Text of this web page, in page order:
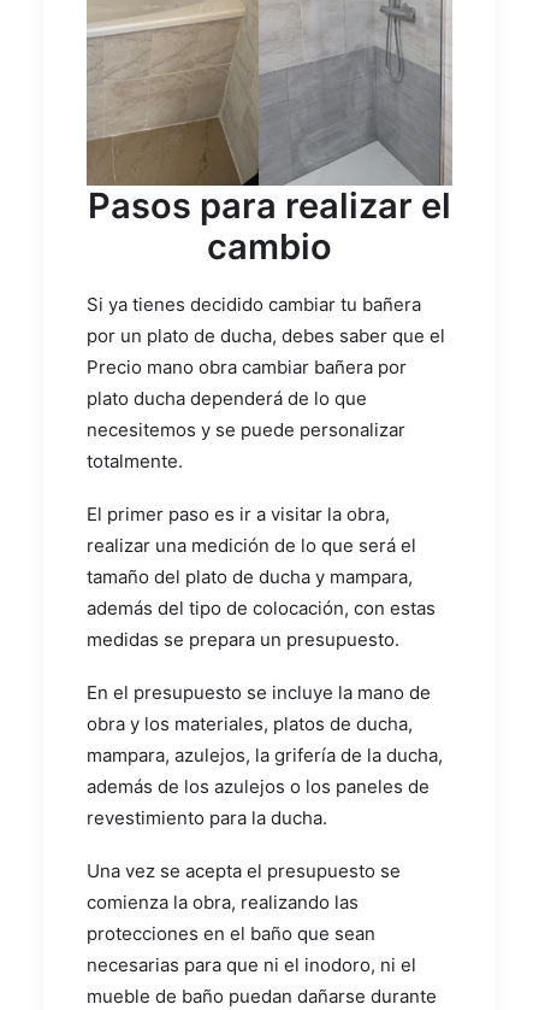
Pasos para realizar el
cambio
Si ya tienes decidido cambiar tu bañera
por un plato de ducha, debes saber que el
Precio mano obra cambiar bañera por
plato ducha dependerá de lo que
necesitemos y se puede personalizar
totalmente.
El primer paso es ir a visitar la obra,
realizar una medición de lo que será el
tamaño del plato de ducha y mampara,
además del tipo de colocación, con estas
medidas se prepara un presupuesto.
En el presupuesto se incluye la mano de
obra y los materiales, platos de ducha,
mampara, azulejos, la grifería de la ducha,
además de los azulejos o los paneles de
revestimiento para la ducha.
Una vez se acepta el presupuesto se
comienza la obra, realizando las
protecciones en el baño que sean
necesarias para que ni el inodoro, ni el
mueble de baño puedan dañarse durante